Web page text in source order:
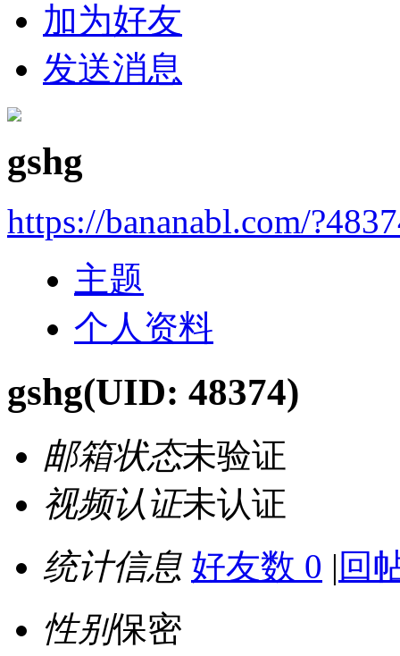
加为好友
发送消息
gshg
https://bananabl.com/
主题
个人资料
gshg(UID: 48374)
邮箱状态未验证
视频认证未认证
统计信息 好友数 0 | 回
性别保密